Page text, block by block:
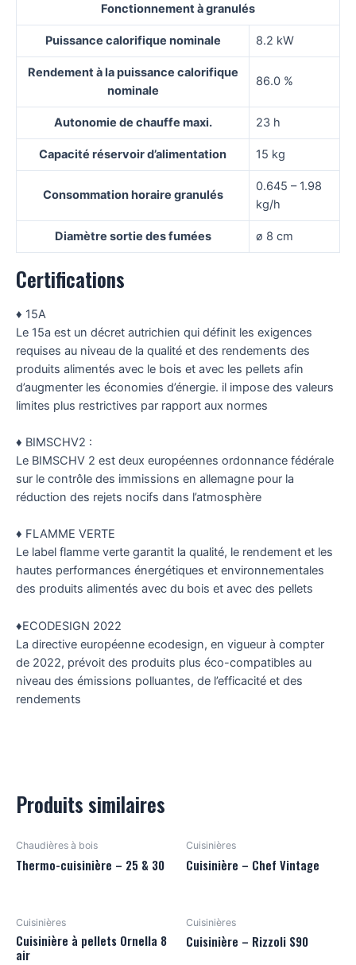
Fonctionnement à granulés
Puissance calorifique nominale 8.2 kW
Rendement à la puissance calorifique
nominale
86.0 %
Autonomie de chauffe maxi. 23 h
Capacité réservoir d’alimentation 15 kg
Consommation horaire granulés
0.645 – 1.98
kg/h
Diamètre sortie des fumées ø 8 cm
Certifications
♦ 15A
Le 15a est un décret autrichien qui définit les exigences
requises au niveau de la qualité et des rendements des
produits alimentés avec le bois et avec les pellets afin
d’augmenter les économies d’énergie. il impose des valeurs
limites plus restrictives par rapport aux normes
♦ BIMSCHV2 :
Le BIMSCHV 2 est deux européennes ordonnance fédérale
sur le contrôle des immissions en allemagne pour la
réduction des rejets nocifs dans l’atmosphère
♦ FLAMME VERTE
Le label flamme verte garantit la qualité, le rendement et les
hautes performances énergétiques et environnementales
des produits alimentés avec du bois et avec des pellets
♦ECODESIGN 2022
La directive européenne ecodesign, en vigueur à compter
de 2022, prévoit des produits plus éco-compatibles au
niveau des émissions polluantes, de l’efficacité et des
rendements
Produits similaires
Chaudières à bois
Thermo-cuisinière – 25 & 30
Cuisinières
Cuisinière – Chef Vintage
Cuisinières
Cuisinière à pellets Ornella 8
air
Cuisinières
Cuisinière – Rizzoli S90